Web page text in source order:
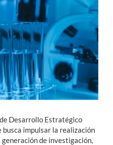
Desarrollo Estratégico
impulsar la realización
de investigación,